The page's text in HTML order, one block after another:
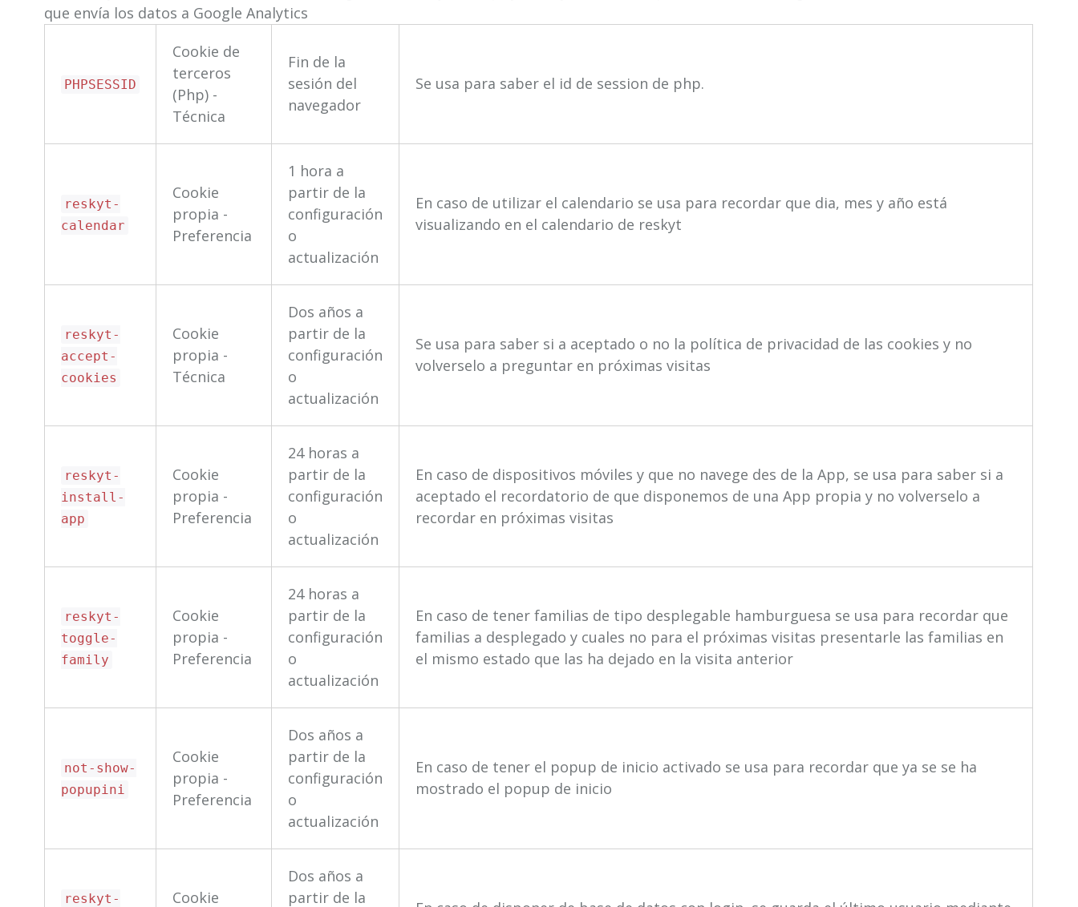
que envía los datos a Google Analytics
Cookie de
terceros
(Php) -
Técnica
Fin de la
sesión del
navegador
Se usa para saber el id de session de php.
reskyt-
Cookie
propia -
Preferencia
1 hora a
partir de la
configuración
o
actualización
En caso de utilizar el calendario se usa para recordar que dia, mes y año está
visualizando en el calendario de reskyt
reskyt-
accept-
Cookie
propia -
Técnica
Dos años a
partir de la
configuración
o
actualización
Se usa para saber si a aceptado o no la política de privacidad de las cookies y no
volverselo a preguntar en próximas visitas
reskyt-
app
Cookie
propia -
Preferencia
24 horas a
partir de la
configuración
o
actualización
En caso de dispositivos móviles y que no navege des de la App, se usa para saber si a
aceptado el recordatorio de que disponemos de una App propia y no volverselo a
recordar en próximas visitas
reskyt-
toggle-
family
Cookie
propia -
Preferencia
24 horas a
partir de la
configuración
o
actualización
En caso de tener familias de tipo desplegable hamburguesa se usa para recordar que
familias a desplegado y cuales no para el próximas visitas presentarle las familias en
el mismo estado que las ha dejado en la visita anterior
popupini
Cookie
propia -
Preferencia
Dos años a
partir de la
configuración
o
actualización
En caso de tener el popup de inicio activado se usa para recordar que ya se se ha
mostrado el popup de inicio
Dos años a